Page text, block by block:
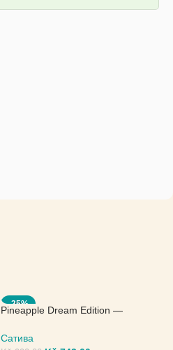
-25%
Pineapple Dream Edition —
Сатива